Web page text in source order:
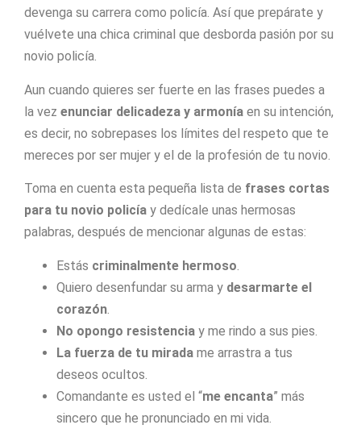
devenga su carrera como policía. Así que prepárate y
vuélvete una chica criminal que desborda pasión por su
novio policía.
Aun cuando quieres ser fuerte en las frases puedes a
la vez enunciar delicadeza y armonía en su intención,
es decir, no sobrepases los límites del respeto que te
mereces por ser mujer y el de la profesión de tu novio.
Toma en cuenta esta pequeña lista de frases cortas
para tu novio policía y dedícale unas hermosas
palabras, después de mencionar algunas de estas:
Estás criminalmente hermoso
Quiero desenfundar su arma y desarmarte el
corazón
No opongo resistencia y me rindo a sus pies.
La fuerza de tu mirada me arrastra a tus
deseos ocultos.
Comandante es usted el “me encanta” más
sincero que he pronunciado en mi vida.